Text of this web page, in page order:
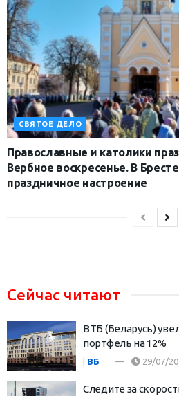
СВЯТОЕ ДЕЛО
Православные и католики
Вербное воскресенье. В
праздничное настроение
Сейчас читают
ВТБ (Беларусь)
портфель на 12%
ВБ 29/07/
Следите за